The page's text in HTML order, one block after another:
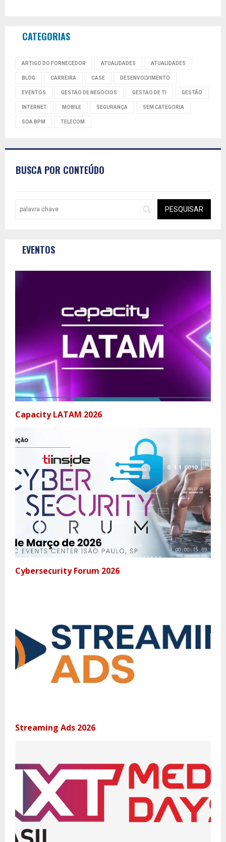
CATEGORIAS
ARTIGO DO FORNECEDOR ATUALIDADES ATUALIDADES
BLOG CARREIRA CASE DESENVOLVIMENTO
EVENTOS GESTAO DE NEGOCIOS GESTAO DE TI GESTÃO
INTERNET MOBILE SEGURANÇA SEM CATEGORIA
SOA BPM TELECOM
BUSCA POR CONTEÚDO
EVENTOS
Capacity LATAM 2026
Cybersecurity Forum 2026
Streaming Ads 2026